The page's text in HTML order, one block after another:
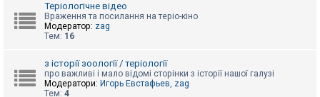
Теріологічне відео
Враження та посилання на теріо-кіно
Модератор: zag
Тем: 16
з історії зоології / теріології
про важливі і мало відомі сторінки з історії нашої галузі
Модератори: Игорь Евстафьев, zag
Тем: 4